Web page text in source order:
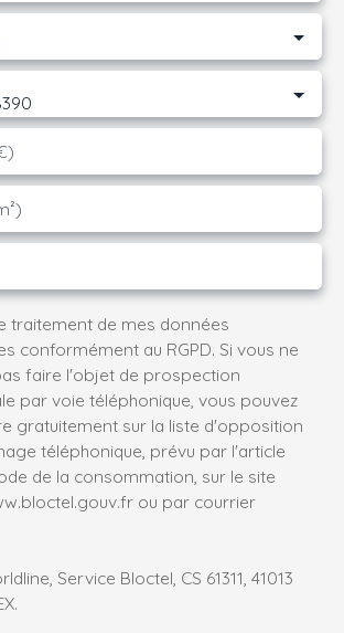
traitement de mes données
conformément au RGPD. Si vous ne
faire l'objet de prospection
par voie téléphonique, vous pouvez
gratuitement sur la liste d'opposition
téléphonique, prévu par l'article
de la consommation, sur le site
ou par courrier
Service Bloctel, CS 61311, 41013